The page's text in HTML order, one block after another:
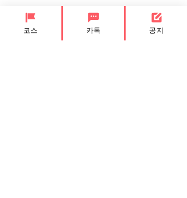
최근 게시물 전체 보기
코스 카톡 공지